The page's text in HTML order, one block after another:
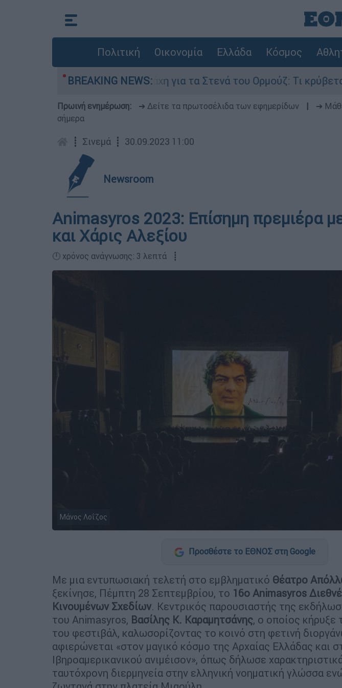
Πολιτική Οικονομία Ελλάδα Κόσμος
BREAKING NEWS:
Η μάχη για τα Στενά του Ορμούζ: Τι κρύβεται πίσω από
Πρωινή ενημέρωση: ➔ Δείτε τα πρωτοσέλιδα των εφημερίδων ➔
σήμερα
┋ Σινεμά ┋ 30.09.2023 11:00
Newsroom
Animasyros 2023: Επίσημη πρεμιέρα
και Χάρις Αλεξίου
🕛 χρόνος ανάγνωσης: 3 λεπτά ┋
Μάνος Λοΐζος
Προσθέστε το ΕΘΝΟΣ στη Google
Με μια εντυπωσιακή τελετή στο εμβληματικό Θέατρο
ξεκίνησε, Πέμπτη 28 Σεπτεμβρίου, το 16ο Animasyros
Κινουμένων Σχεδίων. Κεντρικός παρουσιαστής της
του Animasyros, Βασίλης Κ. Καραμητσάνης, ο οποίος κήρυξε
του φεστιβάλ, καλωσορίζοντας το κοινό στη φετινή
αφιερώνεται «στον μαγικό κόσμο της Αρχαίας Ελλάδας και
Ιβηροαμερικανικού ανιμέισον», όπως δήλωσε
ταυτόχρονη διερμηνεία στην ελληνική νοηματική γλώσσα